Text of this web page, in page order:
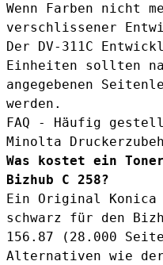
Wenn Farben nicht
verschlissener
Der
DV-311C
Einheiten sollten
angegebenen
werden.
FAQ - Häufig
Minolta
Was kostet ein
Bizhub C 258?
Ein Original Konica
schwarz für den
156.87 (28.000
Alternativen wie